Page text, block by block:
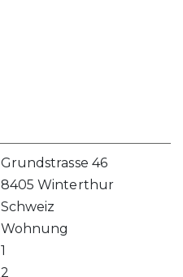
Grundstrasse 46
8405 Winterthur
Schweiz
Wohnung
1
2